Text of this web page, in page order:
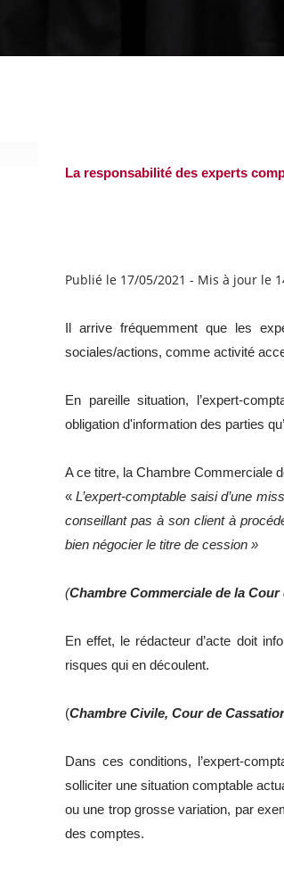
La responsabilité des experts
Publié le 17/05/2021 - Mis à jour le
Il arrive fréquemment que les
sociales/actions, comme activité
En pareille situation, l’expert-
obligation d'information des parties
A ce titre, la Chambre Commerciale
«L’expert-comptable saisi d’une
conseillant pas à son client à
bien négocier le titre de cession »
(Chambre Commerciale de la Cour
En effet, le rédacteur d’acte doit
risques qui en découlent.
(Chambre Civile, Cour de
Dans ces conditions, l’expert-
solliciter une situation comptable
ou une trop grosse variation, par
des comptes.